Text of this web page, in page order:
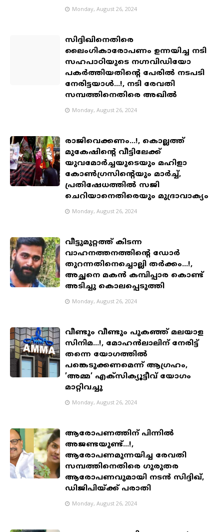
Monday, August 26, 2024
സിദ്ദിഖിനെതിരെ
ലൈംഗികാരോപണം ഉന്നയിച്ച നടി
സഹപാഠിയുടെ നഗ്നവിഡിയോ
പകര്‍ത്തിയതിന്റെ പേരിൽ നടപടി
നേരിട്ടയാൾ...!, നടി രേവതി
സമ്പത്തിനെതിരെ അഖിൽ
Monday, August 26, 2024
രാജിവെക്കണം...!, കൊല്ലത്ത്
മുകേഷിൻ്റെ വീട്ടിലേക്ക്
യുവമോർച്ചയുടെയും മഹിളാ
കോൺഗ്രസിൻ്റെയും മാർച്ച്,
പ്രതിഷേധത്തിൽ സജി
ചെറിയാനെതിരെയും മുദ്രാവാക്യം
Monday, August 26, 2024
വീട്ടുമുറ്റത്ത് കിടന്ന
വാഹനത്തനത്തിന്‍റെ ഡോർ
തുറന്നതിനെച്ചൊല്ലി തർക്കം...!,
അച്ഛനെ മകന്‍ കമ്പിപ്പാര കൊണ്ട്
അടിച്ചു കൊലപ്പെടുത്തി
Monday, August 26, 2024
വീണ്ടും വീണ്ടും പുകഞ്ഞ് മലയാള
സിനിമ...!, മോഹന്‍ലാലിന് നേരിട്ട്
തന്നെ യോഗത്തില്‍
പങ്കെടുക്കണമെന്ന് ആഗ്രഹം,
’അമ്മ’ എക്സിക്യൂട്ടീവ് യോ​ഗം
മാറ്റിവച്ചു
Monday, August 26, 2024
ആരോപണത്തിന് പിന്നിൽ
അജണ്ടയുണ്ട്...!,
ആരോപണമുന്നയിച്ച രേവതി
സമ്പത്തിനെതിരെ ഗുരുതര
ആരോപണവുമായി നടൻ സിദ്ദിഖ്,
ഡിജിപിയ്ക്ക് പരാതി
Monday, August 26, 2024